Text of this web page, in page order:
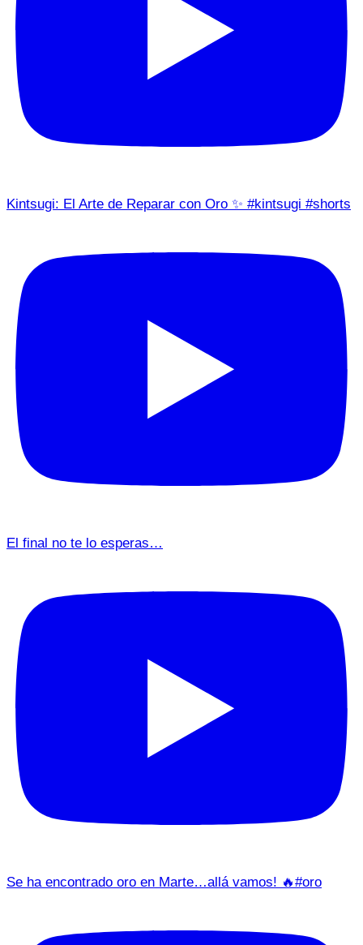
Kintsugi: El Arte de Reparar con Oro ✨ #kintsugi #shorts
El final no te lo esperas…
Se ha encontrado oro en Marte…allá vamos! 🔥#oro